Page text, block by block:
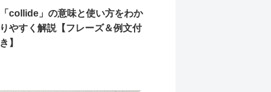
「collide」の意味と使い方をわか
りやすく解説【フレーズ＆例文付
き】